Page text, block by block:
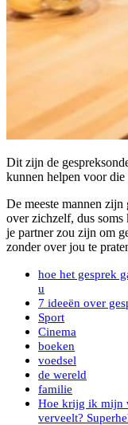
Dit zijn de
kunnen helpen voor
De meeste mannen
over zichzelf, dus soms
je partner zou zijn om
zonder over jou te
hoe het gesprek
u
7 ideeën over
Sport
Cinema
boeken
voedsel
de wereld
familie
Hoe krijg ik mijn
verveelt?